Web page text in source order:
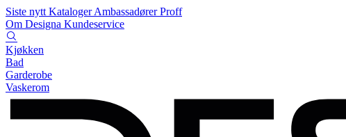
Siste nytt KatalogerAmbassadørerProff
Om Designa Kundeservice
Kjøkken
Bad
Garderobe
Vaskerom